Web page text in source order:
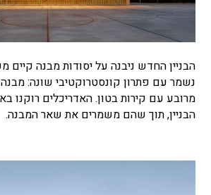
נשמר עם פתרון קונסטרוקטיבי שונה:
מרובע עם קירות בטון. האדריכלים רוקנו
הבניין, תוך שהם משמרים את שאר המבנה.